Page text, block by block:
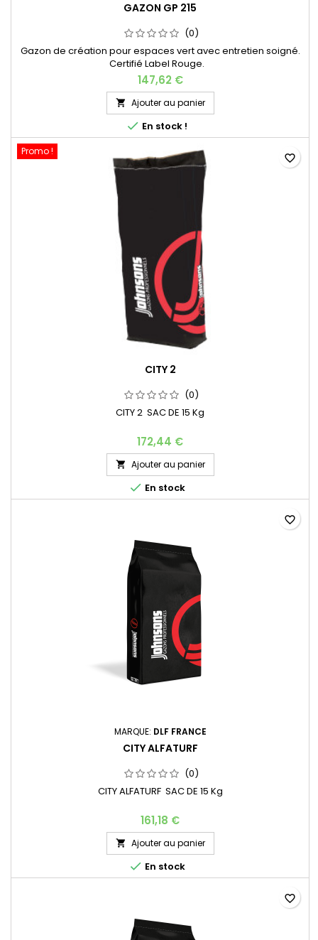
GAZON GP 215
(0)
Gazon de création pour espaces vert avec entretien soigné.
Certifié Label Rouge.
147,62 €
 Ajouter au panier
 En stock !
Promo !
CITY 2
(0)
CITY 2 SAC DE 15 Kg
172,44 €
 Ajouter au panier
 En stock
favorite_border
MARQUE: DLF FRANCE
CITY ALFATURF
(0)
CITY ALFATURF SAC DE 15 Kg
161,18 €
 Ajouter au panier
 En stock
favorite_border
favorite_border